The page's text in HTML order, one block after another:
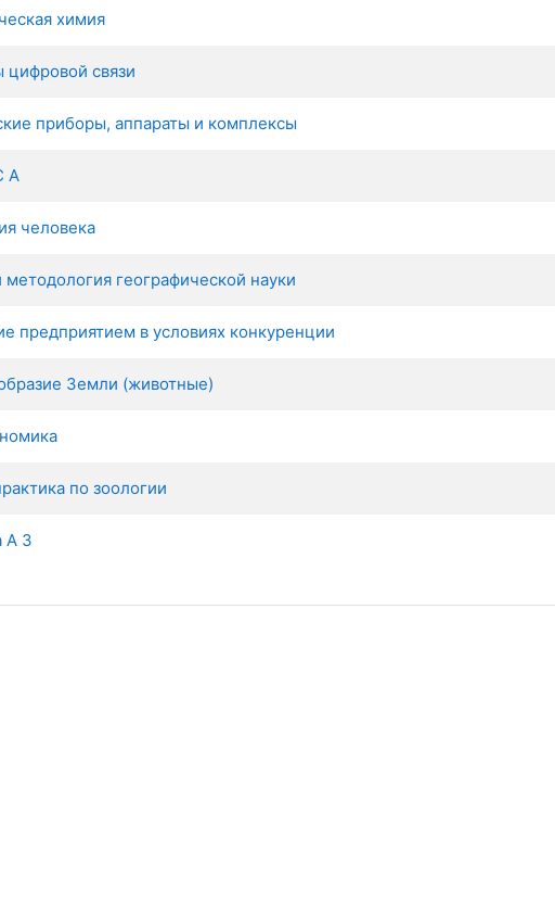
химия
связи
приборы, аппараты и комплексы
А
человека
методология географической науки
предприятием в условиях конкуренции
Земли (животные)
по зоологии
А З